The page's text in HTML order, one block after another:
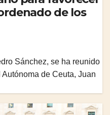
de los
Sánchez, se ha reunido
de Ceuta, Juan